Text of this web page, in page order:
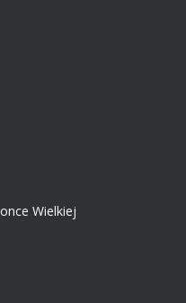
Wielkiej